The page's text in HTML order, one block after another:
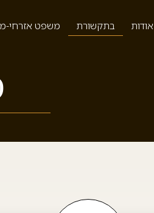
אודות בתקשורת משפט אזרחי-